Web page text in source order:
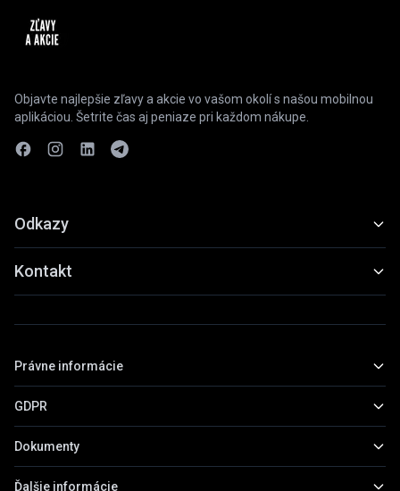
Objavte najlepšie zľavy a akcie vo vašom okolí s našou mobilnou
aplikáciou. Šetrite čas aj peniaze pri každom nákupe.
Odkazy
Funkcie
Ukážky
Stiahnuť
Kontakt
Praha, Česká republika
Právne informácie
Základné informácie
Zásady ochrany osobných údajov
GDPR
Všeobecné informácie
Dokumenty
Prehľad dokumentov
Ďalšie informácie